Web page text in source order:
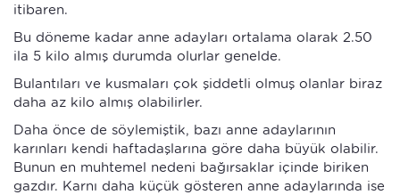
itibaren.
Bu döneme kadar anne adayları ortalama olarak 2.50
ila 5 kilo almış durumda olurlar genelde.
Bulantıları ve kusmaları çok şiddetli olmuş olanlar biraz
daha az kilo almış olabilirler.
Daha önce de söylemiştik, bazı anne adaylarının
karınları kendi haftadaşlarına göre daha büyük olabilir.
Bunun en muhtemel nedeni bağırsaklar içinde biriken
gazdır. Karnı daha küçük gösteren anne adaylarında ise